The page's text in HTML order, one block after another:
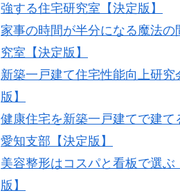
強する住宅研究室【決定版】
家事の時間が半分になる魔法の
究室【決定版】
新築一戸建て住宅性能向上研究
版】
健康住宅を新築一戸建てで建て
愛知支部【決定版】
美容整形はコスパと看板で選ぶ
版】